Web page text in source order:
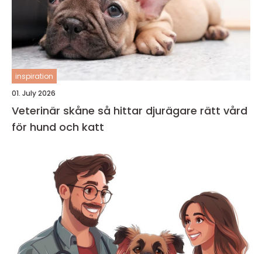
inspiration
01. July 2026
Veterinär skåne så hittar djurägare rätt vård
för hund och katt